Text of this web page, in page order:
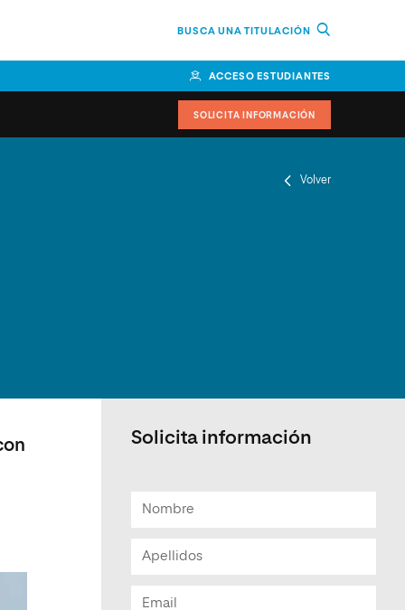
BUSCA UNA TITULACIÓN
ACCESO ESTUDIANTES
SOLICITA INFORMACIÓN
Volver
Solicita información